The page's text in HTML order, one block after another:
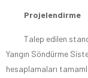
Projelendirme
Talep edilen
Yangın Söndürme
hesaplamaları